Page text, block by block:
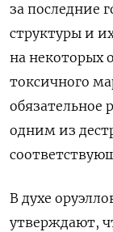
за последние
структуры и
на некоторых
токсичного
обязательное
одним из
В духе
утверждают,